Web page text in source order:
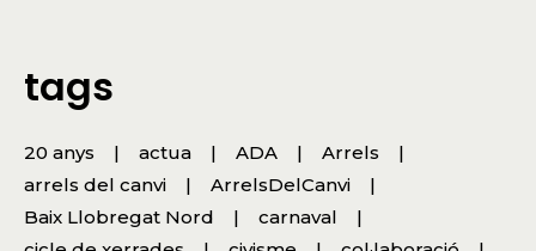
tags
20 anys actua ADA
Arrels
arrels del canvi
ArrelsDelCanvi
Baix Llobregat Nord
carnaval